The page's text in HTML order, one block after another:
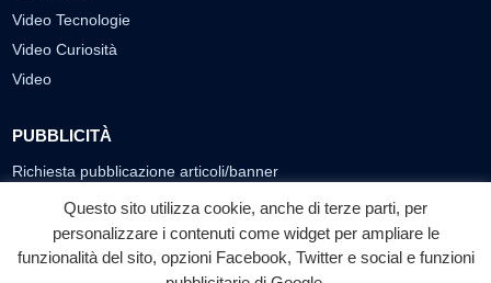
Video Tecnologie
Video Curiosità
Video
PUBBLICITÀ
Richiesta pubblicazione articoli/banner
SEGUICI SUI SOCIAL
f ◎ ▶
Questo sito utilizza cookie, anche di terze parti, per
personalizzare i contenuti come widget per ampliare le
funzionalità del sito, opzioni Facebook, Twitter e social e funzioni